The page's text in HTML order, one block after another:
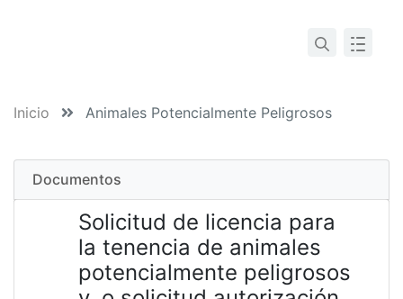
Inicio Animales Potencialmente Peligrosos
Documentos
Solicitud de licencia para
la tenencia de animales
potencialmente peligrosos